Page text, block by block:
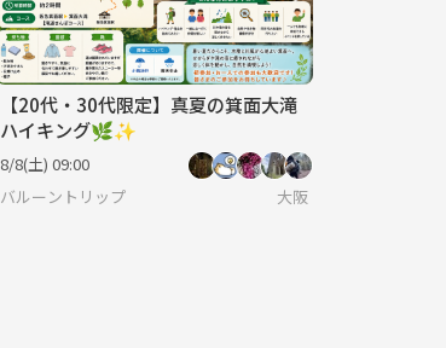
【20代・30代限定】真夏の箕面大滝
ハイキング🌿✨
8/8(土) 09:00
バルーントリップ
大阪